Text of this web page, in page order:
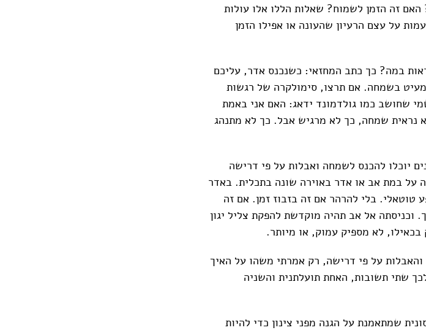
זה הזמן לשמוח? שאלות הללו אלו עולות
על עצם הרעיון שהעונה או אפילו הזמן
במה? כך כתב המחזאי: כשנכנס אדר, עליכם
בשמחה. אם תרצו, סימולקרה של רגשות
שחושב כמו גולדמונד ידאג: האם אני באמת
נראית שמחה, כך לא מרגיש אבל. כך לא מתנהג
יוכלו להכנס לשמחה ואבלות על פי דרישה
על במת אב או אדר באוירה שונה בתכלית. באדר
טוטאלי. בלי להרהר אם זה בזבוז זמן. אם זה
וכניסתה אל אב תהיה מוקדשת להפקת צליל יגון
לא מספיק עמוק, או מיותר.
על פי דרישה, רק אמרתי משהו על האיך
שתי תשובות, האחת תועלתנית והשניה
שמתאמנת על הגנה מפני צינון כדי להיות